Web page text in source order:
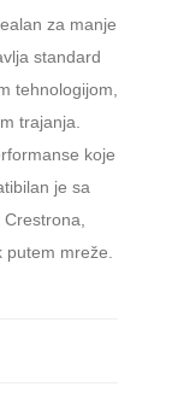
za manje
standard
tehnologijom,
trajanja.
koje
je sa
mreže.